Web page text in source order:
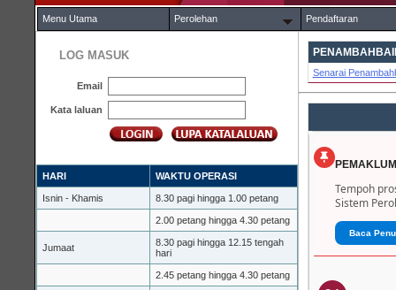
Menu Utama Perolehan Pendaftaran
LOG MASUK
Email
Kata laluan
HARI WAKTU OPERASI
Isnin - Khamis 8.30 pagi hingga 1.00 petang
2.00 petang hingga 4.30 petang
Jumaat
8.30 pagi hingga 12.15 tengah
hari
2.45 petang hingga 4.30 petang
Senarai
Tempoh
Sistem
Baca